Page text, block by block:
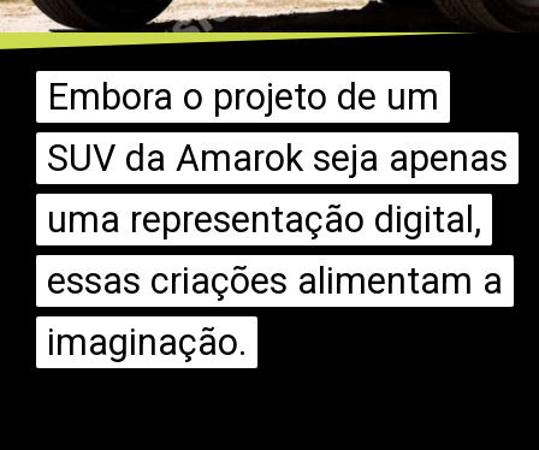
Embora o projeto de um
SUV da Amarok seja apenas
uma representação digital,
essas criações alimentam a
imaginação.
Embora o projeto de um
SUV da Amarok seja apenas
uma representação digital,
essas criações alimentam a
imaginação.